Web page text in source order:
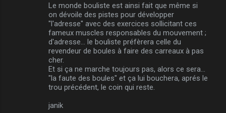
Le monde bouliste est ainsi fait que même si
on dévoile des pistes pour développer
"l'adresse" avec des exercices sollicitant ces
fameux muscles responsables du mouvement ;
d'adresse... le bouliste préfèrera celle du
revendeur de boules à faire des carreaux à pas
cher.
Et si ça ne marche toujours pas, alors ce sera...
"la faute des boules" et ça lui bouchera, aprés le
trou précédent, le coin qui reste.
janik